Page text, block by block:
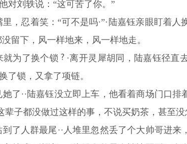
对刘轶说：“这可苦了你。”
，忍着笑：“可不是吗·”·陆嘉钰亲眼盯着
留下，风一样地来，风一样地走。
就为了换个锁
·离开灵犀胡同，陆嘉钰径直
了锁，又拿了项链。
了··陆嘉钰没立即上车，他看着商场门口
辈子都没做过这样的事，不说买奶茶，甚至没
了人群最尾··人堆里忽然丢了个大帅哥进